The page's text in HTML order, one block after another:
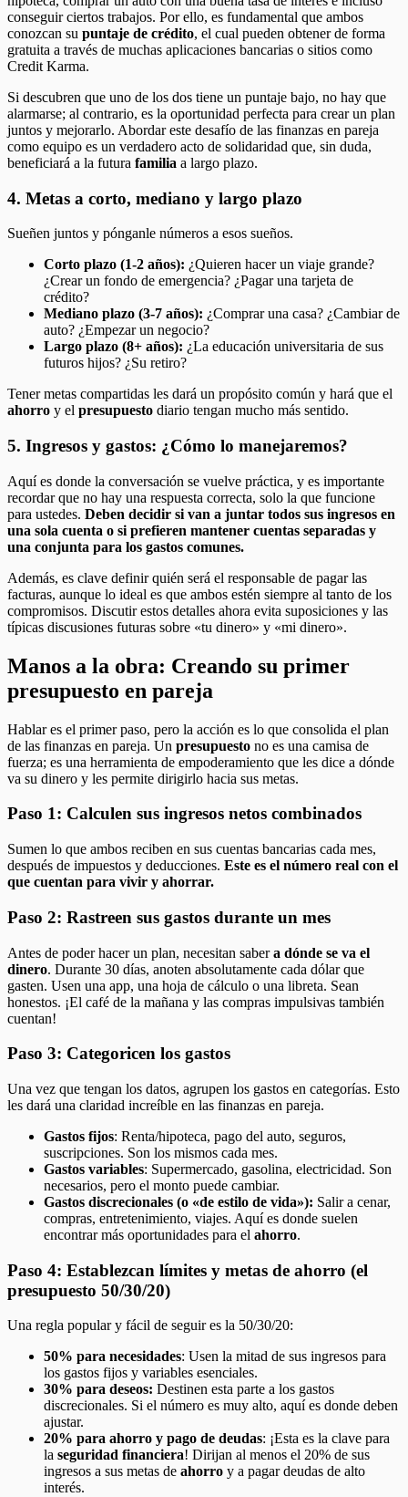
conseguir ciertos trabajos. Por ello, es fundamental que ambos
conozcan su puntaje de crédito, el cual pueden obtener de forma
gratuita a través de muchas aplicaciones bancarias o sitios como
Credit Karma.
Si descubren que uno de los dos tiene un puntaje bajo, no hay que
alarmarse; al contrario, es la oportunidad perfecta para crear un plan
juntos y mejorarlo. Abordar este desafío de las finanzas en pareja
como equipo es un verdadero acto de solidaridad que, sin duda,
beneficiará a la futura familia a largo plazo.
4. Metas a corto, mediano y largo plazo
Sueñen juntos y pónganle números a esos sueños.
Corto plazo (1-2 años): ¿Quieren hacer un viaje grande?
¿Crear un fondo de emergencia? ¿Pagar una tarjeta de
crédito?
Mediano plazo (3-7 años): ¿Comprar una casa? ¿Cambiar de
auto? ¿Empezar un negocio?
Largo plazo (8+ años): ¿La educación universitaria de sus
futuros hijos? ¿Su retiro?
Tener metas compartidas les dará un propósito común y hará que el
ahorro y el presupuesto diario tengan mucho más sentido.
5. Ingresos y gastos: ¿Cómo lo manejaremos?
Aquí es donde la conversación se vuelve práctica, y es importante
recordar que no hay una respuesta correcta, solo la que funcione
para ustedes. Deben decidir si van a juntar todos sus ingresos en
una sola cuenta o si prefieren mantener cuentas separadas y
una conjunta para los gastos comunes.
Además, es clave definir quién será el responsable de pagar las
facturas, aunque lo ideal es que ambos estén siempre al tanto de los
compromisos. Discutir estos detalles ahora evita suposiciones y las
típicas discusiones futuras sobre «tu dinero» y «mi dinero».
Manos a la obra: Creando su primer
presupuesto en pareja
Hablar es el primer paso, pero la acción es lo que consolida el plan
de las finanzas en pareja. Un presupuesto no es una camisa de
fuerza; es una herramienta de empoderamiento que les dice a dónde
va su dinero y les permite dirigirlo hacia sus metas.
Paso 1: Calculen sus ingresos netos combinados
Sumen lo que ambos reciben en sus cuentas bancarias cada mes,
después de impuestos y deducciones. Este es el número real con el
que cuentan para vivir y ahorrar.
Paso 2: Rastreen sus gastos durante un mes
Antes de poder hacer un plan, necesitan sabera dónde se va el
dinero. Durante 30 días, anoten absolutamente cada dólar que
gasten. Usen una app, una hoja de cálculo o una libreta. Sean
honestos. ¡El café de la mañana y las compras impulsivas también
cuentan!
Paso 3: Categoricen los gastos
Una vez que tengan los datos, agrupen los gastos en categorías. Esto
les dará una claridad increíble en las finanzas en pareja.
Gastos fijos: Renta/hipoteca, pago del auto, seguros,
suscripciones. Son los mismos cada mes.
Gastos variables: Supermercado, gasolina, electricidad. Son
necesarios, pero el monto puede cambiar.
Gastos discrecionales (o «de estilo de vida»): Salir a cenar,
compras, entretenimiento, viajes. Aquí es donde suelen
encontrar más oportunidades para el ahorro.
Paso 4: Establezcan límites y metas de ahorro (el
presupuesto 50/30/20)
Una regla popular y fácil de seguir es la 50/30/20:
50% para necesidades: Usen la mitad de sus ingresos para
los gastos fijos y variables esenciales.
30% para deseos: Destinen esta parte a los gastos
discrecionales. Si el número es muy alto, aquí es donde deben
ajustar.
20% para ahorro y pago de deudas: ¡Esta es la clave para
la seguridad financiera! Dirijan al menos el 20% de sus
ingresos a sus metas de ahorro y a pagar deudas de alto
interés.